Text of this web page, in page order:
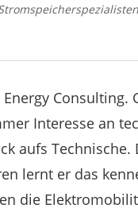
Interesse an
aufs Technische.
lernt er das
die